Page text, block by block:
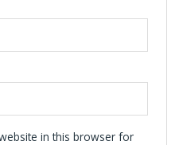
in this browser for